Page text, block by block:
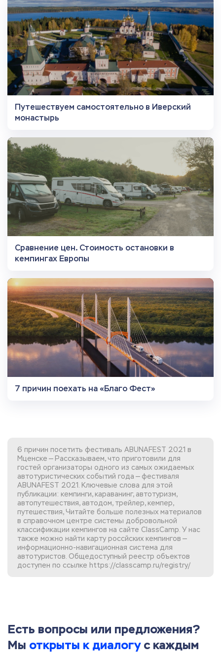
Путешествуем самостоятельно в Иверский
монастырь
Сравнение цен. Стоимость остановки в
кемпингах Европы
7 причин поехать на «Благо Фест»
6 причин посетить фестиваль ABUNAFEST 2021 в
Мценске — Рассказываем, что приготовили для
гостей организаторы одного из самых ожидаемых
автотуристических событий года — фестиваля
ABUNAFEST 2021. Ключевые слова для этой
публикации: кемпинги, караванинг, автотуризм,
автопутешествия, автодом, трейлер, кемпер,
путешествия, Читайте больше полезных материалов
в справочном центре системы добровольной
классификации кемпингов на сайте ClassCamp. У нас
также можно найти карту россйских кемпингов —
информационно-навигационная система для
автотуристов. Общедоступный реестр объектов
доступен по ссылке https://classcamp.ru/registry/
Есть вопросы или предложения?
Мы открыты к диалогус каждым